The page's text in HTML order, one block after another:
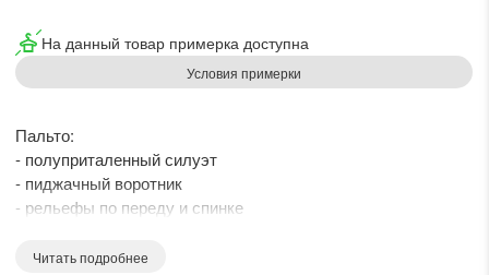
На данный товар примерка доступна
Условия примерки
Пальто:
- полуприталенный силуэт
- пиджачный воротник
- рельефы по переду и спинке
- застежка на потайные кнопки
Читать подробнее